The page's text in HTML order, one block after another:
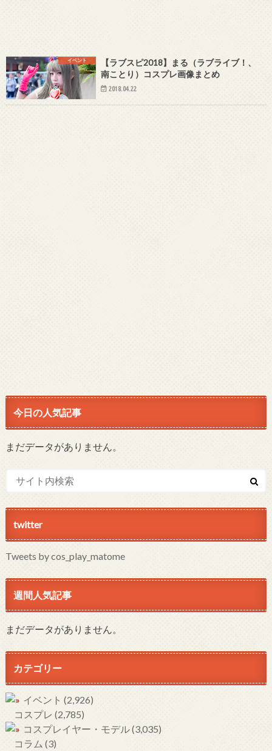
イベント
【ラブスピ2018】まる（ラブライブ！、
南ことり）コスプレ画像まとめ
2018.04.22
今日の人気記事
まだデータがありません。
twitter
Tweets by cos_play_matome
週間人気記事
まだデータがありません。
カテゴリー
イベント (2,926)
コスプレ (2,785)
コスプレイヤー・モデル(3,035)
コラム (3)